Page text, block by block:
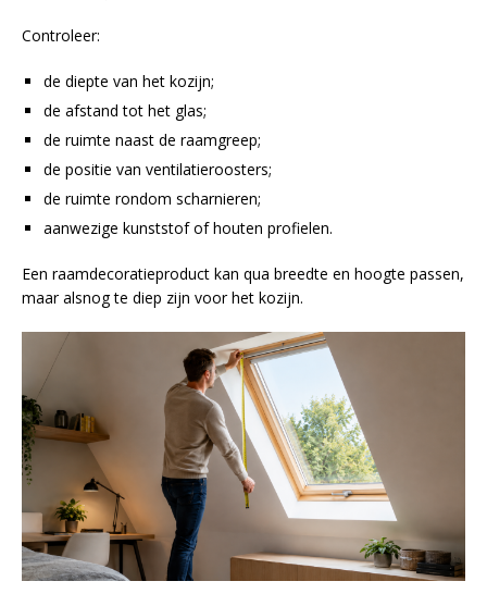
Controleer:
de diepte van het kozijn;
de afstand tot het glas;
de ruimte naast de raamgreep;
de positie van ventilatieroosters;
de ruimte rondom scharnieren;
aanwezige kunststof of houten profielen.
Een raamdecoratieproduct kan qua breedte en hoogte passen,
maar alsnog te diep zijn voor het kozijn.